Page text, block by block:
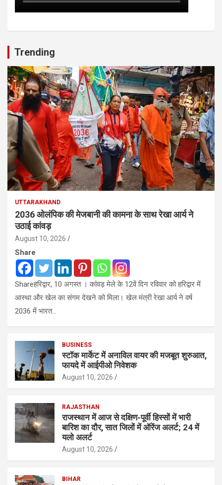
Trending
UTTARAKHAND
2036 ओलंपिक की मेजबानी की कामना के साथ रेखा आर्य ने
उठाई कांवड़
August 10, 2026
Share
Shareहरिद्वार, 10 अगस्त । कांवड़ मेले के 12वें दिन रविवार को हरिद्वार में
आस्था और खेल का संगम देखने को मिला। खेल मंत्री रेखा आर्य ने वर्ष
2036 में भारत…
BUSINESS
स्टॉक मार्केट में अनाविल वायर की मजबूत शुरुआत,
फायदे में आईपीओ निवेशक
August 10, 2026
RAJASTHAN
राजस्थान में आज से दक्षिण-पूर्वी हिस्सों में भारी
बारिश का दौर, सात जिलों में ऑरेंज अलर्ट; 24 में
यलो अलर्ट
August 10, 2026
BIHAR